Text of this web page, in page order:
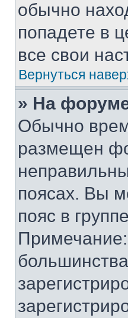
обычно
попадете в
все свои
Вернуться
» На
Обычно
размещен
поясах. Вы
пояс в
Примечание: